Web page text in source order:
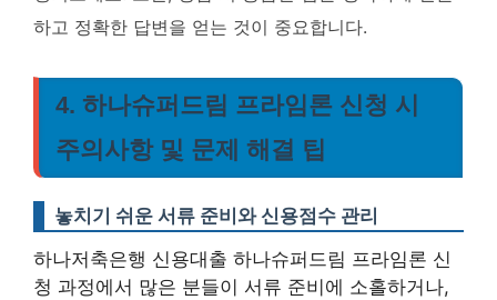
하고 정확한 답변을 얻는 것이 중요합니다.
4. 하나슈퍼드림 프라임론 신청 시
주의사항 및 문제 해결 팁
놓치기 쉬운 서류 준비와 신용점수 관리
하나저축은행 신용대출 하나슈퍼드림 프라임론 신
청 과정에서 많은 분들이 서류 준비에 소홀하거나,